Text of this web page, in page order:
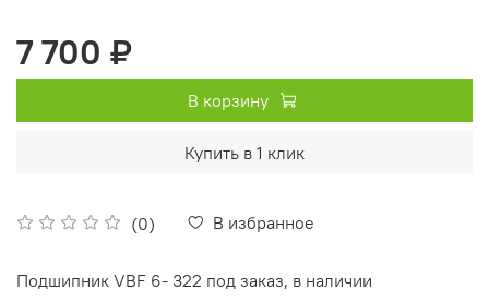
(0) В избранное
7 700 ₽
В корзину
Купить в 1 клик
Подшипник VBF 6- 322 под заказ, в наличии